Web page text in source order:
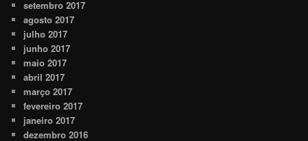
setembro 2017
agosto 2017
julho 2017
junho 2017
maio 2017
abril 2017
março 2017
fevereiro 2017
janeiro 2017
dezembro 2016